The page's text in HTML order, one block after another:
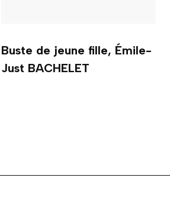
Buste de jeune fille, Émile-
Just BACHELET